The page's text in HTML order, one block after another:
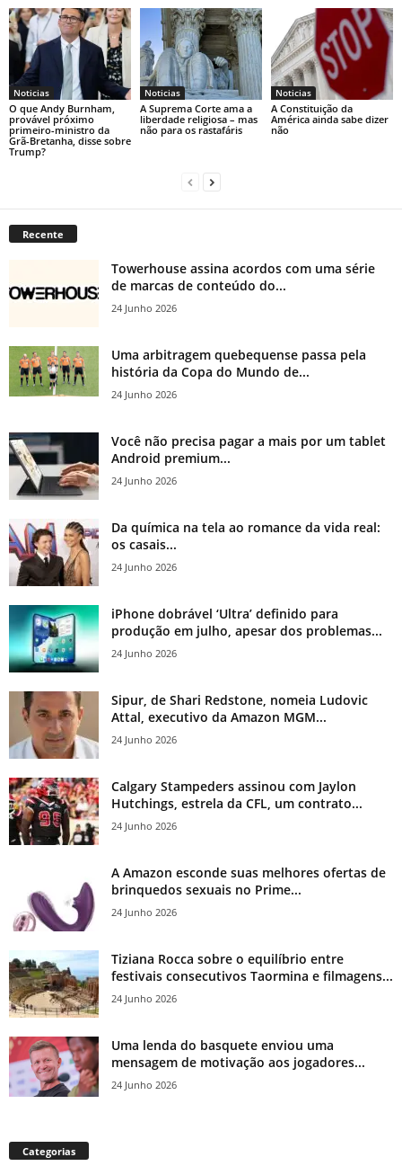
Noticias
O que Andy Burnham,
provável próximo
primeiro-ministro da
Grã-Bretanha, disse sobre
Trump?
Noticias
A Suprema Corte ama a
liberdade religiosa – mas
não para os rastafáris
Noticias
A Constituição da
América ainda sabe dizer
não
Recente
Towerhouse assina acordos com uma série
de marcas de conteúdo do...
24 Junho 2026
Uma arbitragem quebequense passa pela
história da Copa do Mundo de...
24 Junho 2026
Você não precisa pagar a mais por um tablet
Android premium...
24 Junho 2026
Da química na tela ao romance da vida real:
os casais...
24 Junho 2026
iPhone dobrável ‘Ultra’ definido para
produção em julho, apesar dos problemas...
24 Junho 2026
Sipur, de Shari Redstone, nomeia Ludovic
Attal, executivo da Amazon MGM...
24 Junho 2026
Calgary Stampeders assinou com Jaylon
Hutchings, estrela da CFL, um contrato...
24 Junho 2026
A Amazon esconde suas melhores ofertas de
brinquedos sexuais no Prime...
24 Junho 2026
Tiziana Rocca sobre o equilíbrio entre
festivais consecutivos Taormina e filmagens...
24 Junho 2026
Uma lenda do basquete enviou uma
mensagem de motivação aos jogadores...
24 Junho 2026
Categorias